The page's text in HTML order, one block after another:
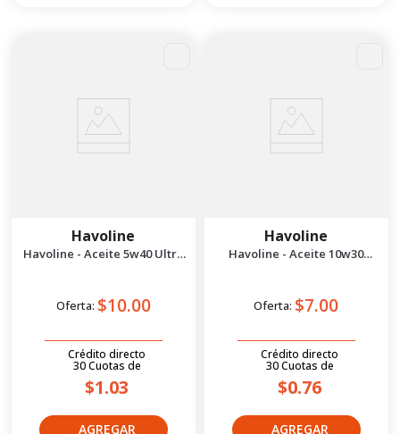
Havoline
Havoline - Aceite 5w40 Ultra
Oferta: $10.00
Crédito directo
30Cuotas de
$1.03
Havoline
Havoline - Aceite 10w30
Oferta: $7.00
Crédito directo
30Cuotas de
$0.76